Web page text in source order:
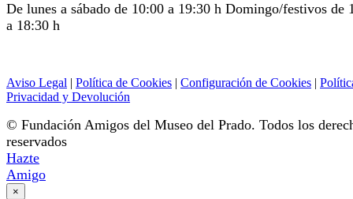
De lunes a sábado de 10:00 a 19:30 h Domingo/festivos de
a 18:30 h
Aviso Legal | Política de Cookies | Configuración de Cookies |
Privacidad y Devolución
© Fundación Amigos del Museo del Prado. Todos los
reservados
Hazte
Amigo
×